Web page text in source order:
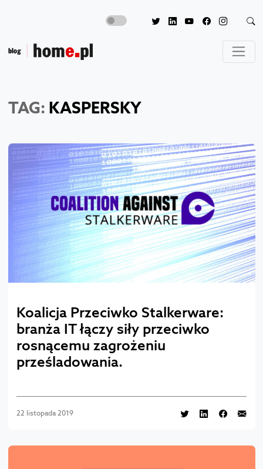
TAG: KASPERSKY
Koalicja Przeciwko Stalkerware:
branża IT łączy siły przeciwko
rosnącemu zagrożeniu
prześladowania.
22 listopada 2019